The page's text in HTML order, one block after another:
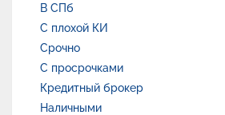
В СПб
С плохой КИ
Срочно
С просрочками
Кредитный брокер
Наличными